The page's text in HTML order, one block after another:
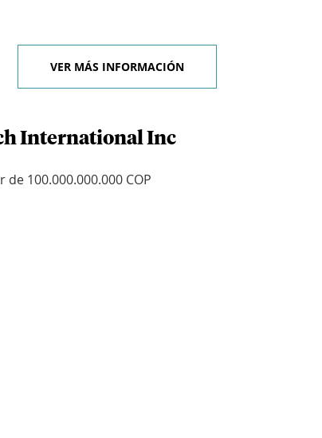
VER MÁS INFORMACIÓN
International Inc
de 100.000.000.000 COP